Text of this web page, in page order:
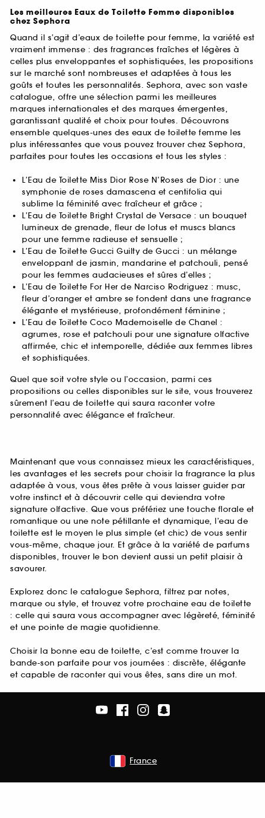
Les meilleures Eaux de Toilette Femme disponibles
chez Sephora
Quand il s’agit d’eaux de toilette pour femme, la variété est
vraiment immense : des fragrances fraîches et légères à
celles plus enveloppantes et sophistiquées, les propositions
sur le marché sont nombreuses et adaptées à tous les
goûts et toutes les personnalités. Sephora, avec son vaste
catalogue, offre une sélection parmi les meilleures
marques internationales et des marques émergentes,
garantissant qualité et choix pour toutes. Découvrons
ensemble quelques-unes des eaux de toilette femme les
plus intéressantes que vous pouvez trouver chez Sephora,
parfaites pour toutes les occasions et tous les styles :
L’Eau de Toilette Miss Dior Rose N’Roses de Dior : une
symphonie de roses damascena et centifolia qui
sublime la féminité avec fraîcheur et grâce ;
L’Eau de Toilette Bright Crystal de Versace : un bouquet
lumineux de grenade, fleur de lotus et muscs blancs
pour une femme radieuse et sensuelle ;
L’Eau de Toilette Gucci Guilty de Gucci : un mélange
enveloppant de jasmin, mandarine et patchouli, pensé
pour les femmes audacieuses et sûres d’elles ;
L’Eau de Toilette For Her de Narciso Rodriguez : musc,
fleur d’oranger et ambre se fondent dans une fragrance
élégante et mystérieuse, profondément féminine ;
L’Eau de Toilette Coco Mademoiselle de Chanel :
agrumes, rose et patchouli pour une signature olfactive
affirmée, chic et intemporelle, dédiée aux femmes libres
et sophistiquées.
Quel que soit votre style ou l’occasion, parmi ces
propositions ou celles disponibles sur le site, vous trouverez
sûrement l’eau de toilette qui saura raconter votre
personnalité avec élégance et fraîcheur.
Maintenant que vous connaissez mieux les caractéristiques,
les avantages et les secrets pour choisir la fragrance la plus
adaptée à vous, vous êtes prête à vous laisser guider par
votre instinct et à découvrir celle qui deviendra votre
signature olfactive. Que vous préfériez une touche florale et
romantique ou une note pétillante et dynamique, l’eau de
toilette est le moyen le plus simple (et chic) de vous sentir
vous-même, chaque jour. Et grâce à la variété de parfums
disponibles, trouver le bon devient aussi un petit plaisir à
savourer.
Explorez donc le catalogue Sephora, filtrez par notes,
marque ou style, et trouvez votre prochaine eau de toilette
: celle qui saura vous accompagner avec légèreté, féminité
et une pointe de magie quotidienne.
Choisir la bonne eau de toilette, c’est comme trouver la
bande-son parfaite pour vos journées : discrète, élégante
et capable de raconter qui vous êtes, sans dire un mot.
France